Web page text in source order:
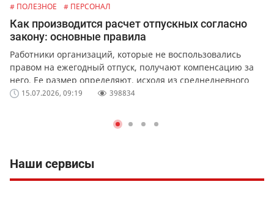
# ПОЛЕЗНОЕ # ПЕРСОНАЛ
Как производится расчет отпускных согласно
закону: основные правила
Работники организаций, которые не воспользовались
правом на ежегодный отпуск, получают компенсацию за
него. Ее размер определяют, исходя из среднедневного
заработка сотрудника.
15.07.2026, 09:19 398834
Наши сервисы